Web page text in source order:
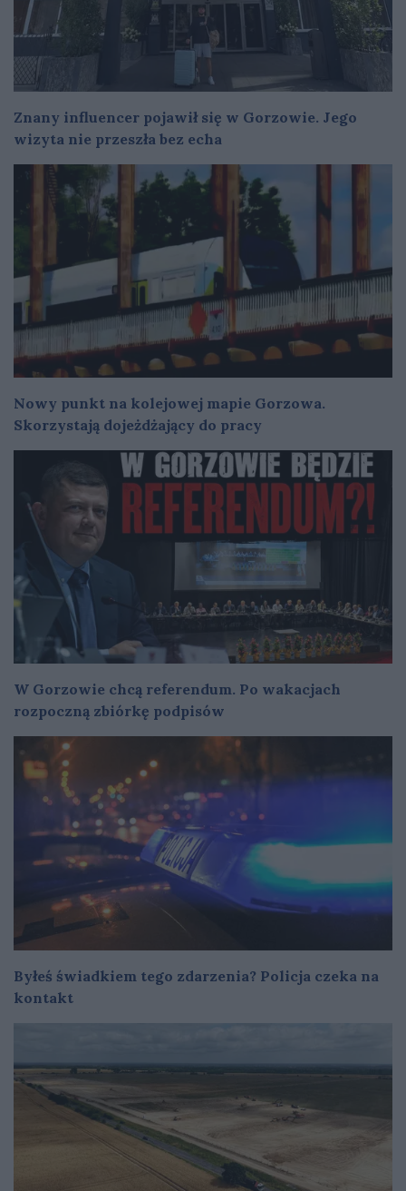
Znany influencer pojawił się w Gorzowie. Jego
wizyta nie przeszła bez echa
Nowy punkt na kolejowej mapie Gorzowa.
Skorzystają dojeżdżający do pracy
W Gorzowie chcą referendum. Po wakacjach
rozpoczną zbiórkę podpisów
Byłeś świadkiem tego zdarzenia? Policja czeka na
kontakt